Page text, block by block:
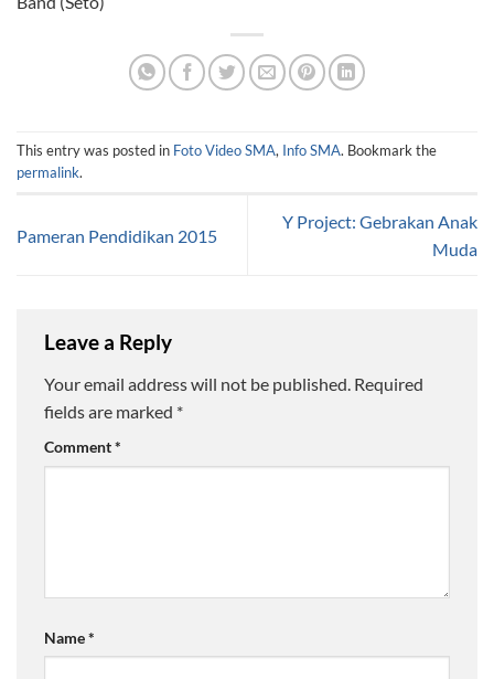
This entry was posted in Foto Video SMA, Info SMA. Bookmark the
permalink.
Pameran Pendidikan 2015
Y Project: Gebrakan Anak
Muda
Leave a Reply
Your email address will not be published. Required
fields are marked *
Comment*
Name*